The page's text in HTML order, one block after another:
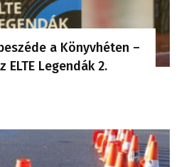
a Könyvhéten –
Legendák 2.